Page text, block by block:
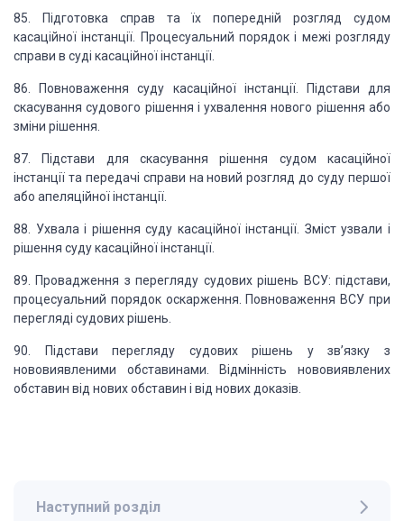
85. Підготовка справ та їх попередній розгляд судом
касаційної інстанції. Процесуальний порядок і межі розгляду
справи в суді касаційної інстанції.
86. Повноваження суду касаційноїінстанції. Підстави для
скасування судового рішення і ухвалення нового рішення або
зміни рішення.
87. Підстави для скасування рішення судом касаційної
інстанції та передачі справи на новий розгляд до суду першої
або апеляційної інстанції.
88. Ухвала і рішення суду касаційної інстанції. Зміст узвали і
рішення суду касаційної інстанції.
89. Провадження з перегляду судових рішень ВСУ: підстави,
процесуальний порядок оскарження. Повноваження ВСУ при
перегляді судових рішень.
90.
Підстави перегляду судових рішень у зв’язку з
нововиявленими обставинами. Відмінність нововиявлених
обставин від нових обставин і від нових доказів.
Наступний розділ